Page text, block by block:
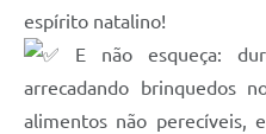
espírito natalino!
E não esqueça:
arrecadando brinquedos
alimentos não perecíveis,